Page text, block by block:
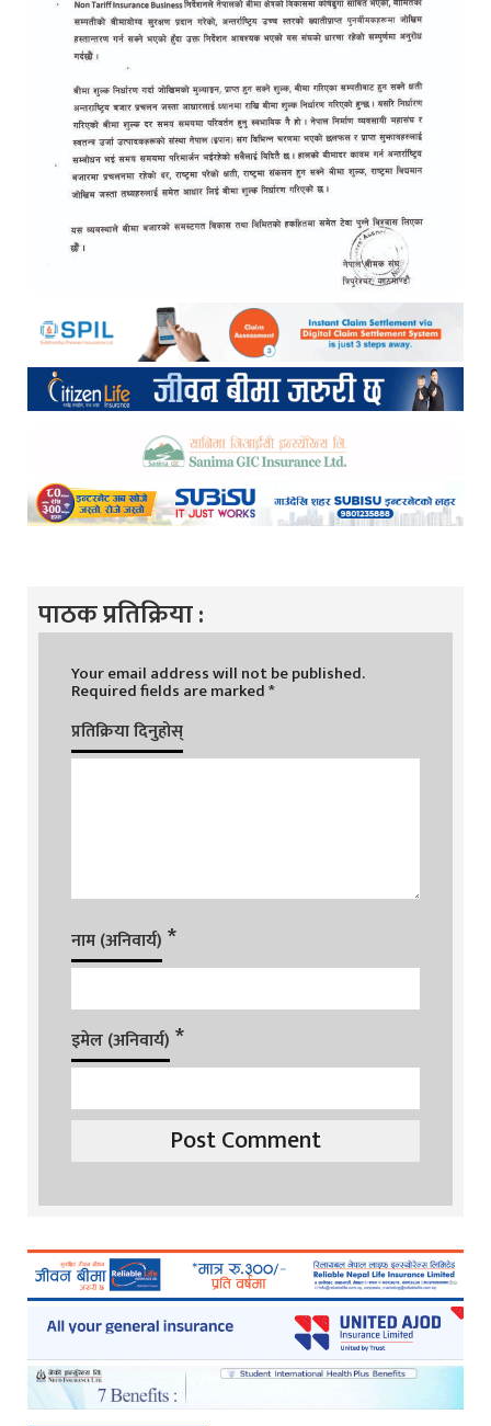
पाठक प्रतिक्रिया :
Your email address will not be published.
Required fields are marked*
प्रतिक्रिया दिनुहोस्
नाम (अनिवार्य) *
इमेल (अनिवार्य) *